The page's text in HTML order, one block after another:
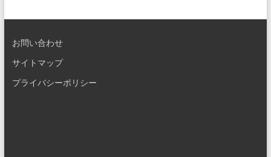
お問い合わせ
サイトマップ
プライバシーポリシー